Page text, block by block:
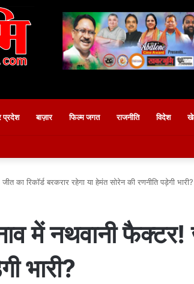
प्रदेश बाज़ार फिल्म जगत राजनीति विदेश
का रिकॉर्ड बरकरार रहेगा या हेमंत सोरेन की रणनीति पड़ेगी भारी?
में नथवानी फैक्टर!
भारी?